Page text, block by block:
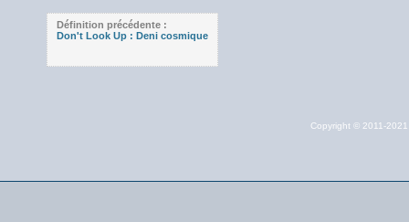
Définition précédente :
Don't Look Up : Deni cosmique
Copyright © 2011-